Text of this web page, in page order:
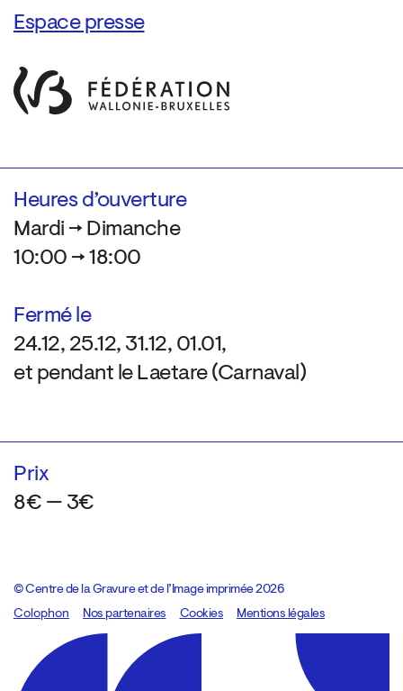
Espace presse
Heures d’ouverture
Mardi → Dimanche
10:00 → 18:00
Fermé le
24.12, 25.12, 31.12, 01.01,
et pendant le Laetare (Carnaval)
Prix
8€ — 3€
© Centre de la Gravure et de l’Image imprimée 2026
Colophon
Design:Marcel Kaczmarek, code:8080.studio
Nos partenaires Cookies Mentions légales